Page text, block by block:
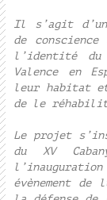
Il s’agit
de
l’identité du
Valence en
leur habitat
de le
Le projet
du XV
évènement